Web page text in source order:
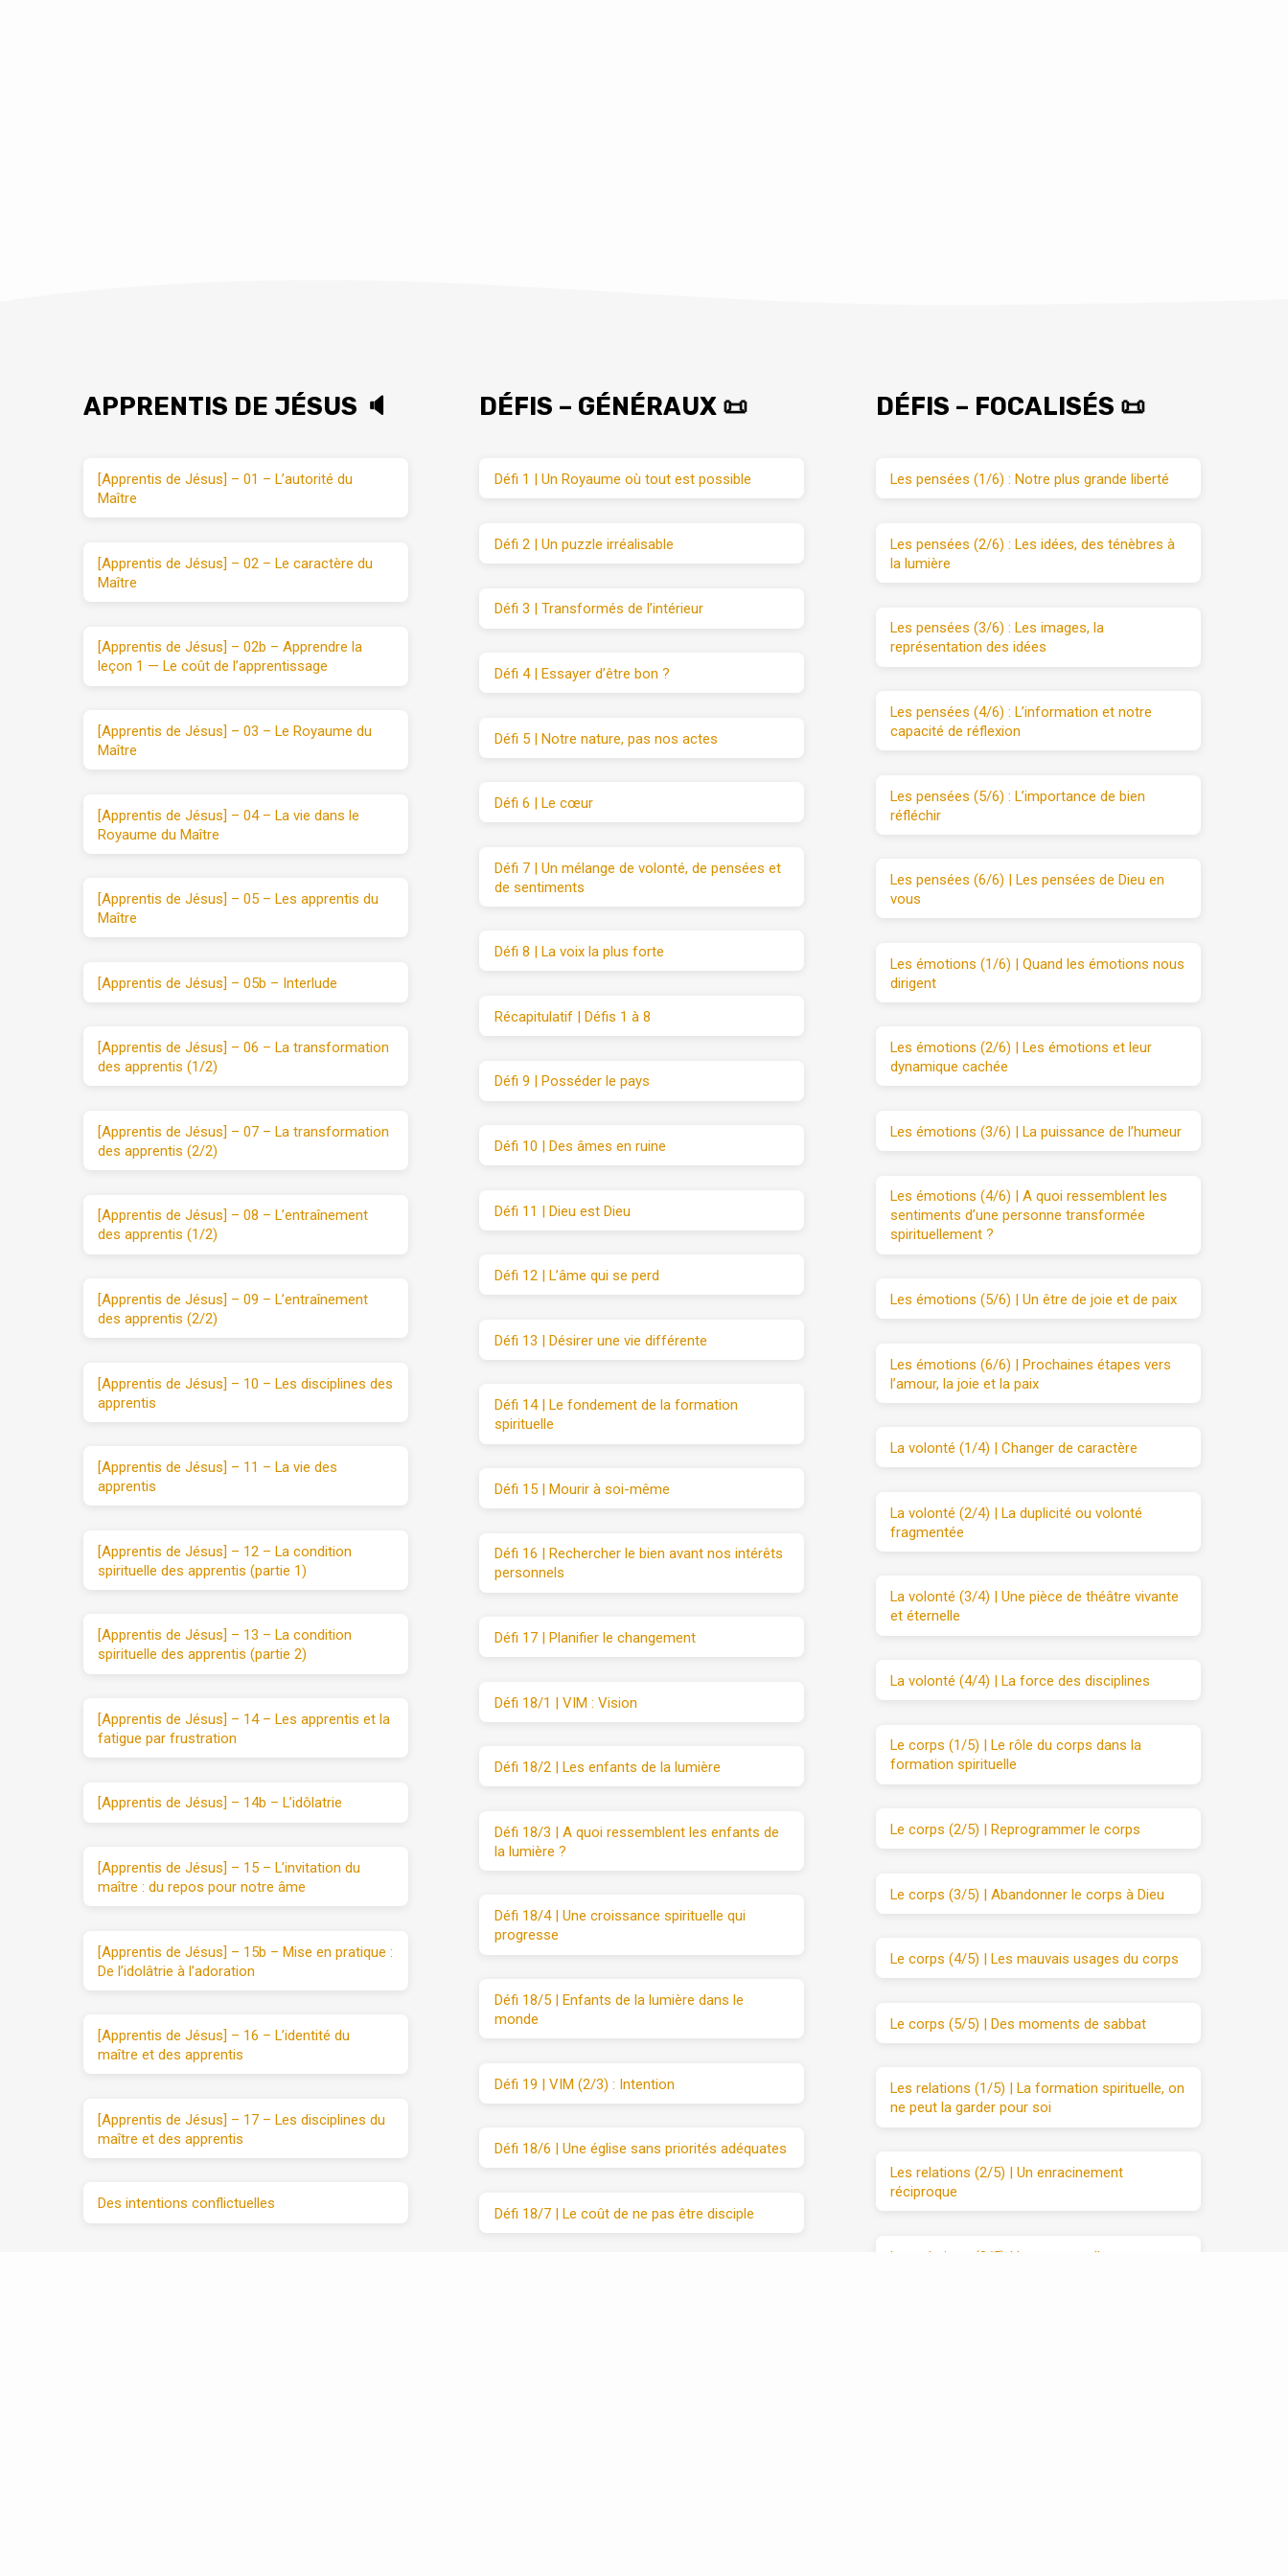
APPRENTIS DE JÉSUS 🔈
[Apprentis de Jésus] – 01 – L’autorité du
Maître
[Apprentis de Jésus] – 02 – Le caractère du
Maître
[Apprentis de Jésus] – 02b – Apprendre la
leçon 1 — Le coût de l’apprentissage
[Apprentis de Jésus] – 03 – Le Royaume du
Maître
[Apprentis de Jésus] – 04 – La vie dans le
Royaume du Maître
[Apprentis de Jésus] – 05 – Les apprentis du
Maître
[Apprentis de Jésus] – 05b – Interlude
[Apprentis de Jésus] – 06 – La transformation
des apprentis (1/2)
[Apprentis de Jésus] – 07 – La transformation
des apprentis (2/2)
[Apprentis de Jésus] – 08 – L’entraînement
des apprentis (1/2)
[Apprentis de Jésus] – 09 – L’entraînement
des apprentis (2/2)
[Apprentis de Jésus] – 10 – Les disciplines des
apprentis
[Apprentis de Jésus] – 11 – La vie des
apprentis
[Apprentis de Jésus] – 12 – La condition
spirituelle des apprentis (partie 1)
[Apprentis de Jésus] – 13 – La condition
spirituelle des apprentis (partie 2)
[Apprentis de Jésus] – 14 – Les apprentis et la
fatigue par frustration
[Apprentis de Jésus] – 14b – L’idôlatrie
[Apprentis de Jésus] – 15 – L’invitation du
maître : du repos pour notre âme
[Apprentis de Jésus] – 15b – Mise en pratique :
De l’idolâtrie à l’adoration
[Apprentis de Jésus] – 16 – L’identité du
maître et des apprentis
[Apprentis de Jésus] – 17 – Les disciplines du
maître et des apprentis
Des intentions conflictuelles
DÉFIS – GÉNÉRAUX 📜
Défi 1 | Un Royaume où tout est possible
Défi 2 | Un puzzle irréalisable
Défi 3 | Transformés de l’intérieur
Défi 4 | Essayer d’être bon ?
Défi 5 | Notre nature, pas nos actes
Défi 6 | Le cœur
Défi 7 | Un mélange de volonté, de pensées et
de sentiments
Défi 8 | La voix la plus forte
Récapitulatif | Défis 1 à 8
Défi 9 | Posséder le pays
Défi 10 | Des âmes en ruine
Défi 11 | Dieu est Dieu
Défi 12 | L’âme qui se perd
Défi 13 | Désirer une vie différente
Défi 14 | Le fondement de la formation
spirituelle
Défi 15 | Mourir à soi-même
Défi 16 | Rechercher le bien avant nos intérêts
personnels
Défi 17 | Planifier le changement
Défi 18/1 | VIM : Vision
Défi 18/2 | Les enfants de la lumière
Défi 18/3 | A quoi ressemblent les enfants de
la lumière ?
Défi 18/4 | Une croissance spirituelle qui
progresse
Défi 18/5 | Enfants de la lumière dans le
monde
Défi 19 | VIM (2/3) : Intention
Défi 18/6 | Une église sans priorités adéquates
Défi 18/7 | Le coût de ne pas être disciple
DÉFIS – FOCALISÉS 📜
Les pensées (1/6) : Notre plus grande liberté
Les pensées (2/6) : Les idées, des ténèbres à
la lumière
Les pensées (3/6) : Les images, la
représentation des idées
Les pensées (4/6) : L’information et notre
capacité de réflexion
Les pensées (5/6) : L’importance de bien
réfléchir
Les pensées (6/6) | Les pensées de Dieu en
vous
Les émotions (1/6) | Quand les émotions nous
dirigent
Les émotions (2/6) | Les émotions et leur
dynamique cachée
Les émotions (3/6) | La puissance de l’humeur
Les émotions (4/6) | A quoi ressemblent les
sentiments d’une personne transformée
spirituellement ?
Les émotions (5/6) | Un être de joie et de paix
Les émotions (6/6) | Prochaines étapes vers
l’amour, la joie et la paix
La volonté (1/4) | Changer de caractère
La volonté (2/4) | La duplicité ou volonté
fragmentée
La volonté (3/4) | Une pièce de théâtre vivante
et éternelle
La volonté (4/4) | La force des disciplines
Le corps (1/5) | Le rôle du corps dans la
formation spirituelle
Le corps (2/5) | Reprogrammer le corps
Le corps (3/5) | Abandonner le corps à Dieu
Le corps (4/5) | Les mauvais usages du corps
Le corps (5/5) | Des moments de sabbat
Les relations (1/5) | La formation spirituelle, on
ne peut la garder pour soi
Les relations (2/5) | Un enracinement
réciproque
Les relations (3/5) | Le manque d’amour